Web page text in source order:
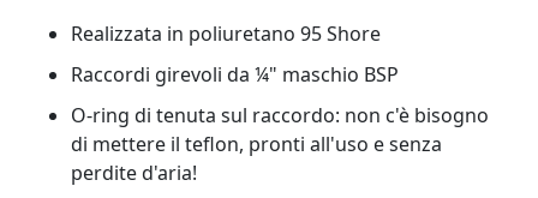
Realizzata in poliuretano 95 Shore
Raccordi girevoli da ¼" maschio BSP
O-ring di tenuta sul raccordo: non c'è bisogno
di mettere il teflon, pronti all'uso e senza
perdite d'aria!